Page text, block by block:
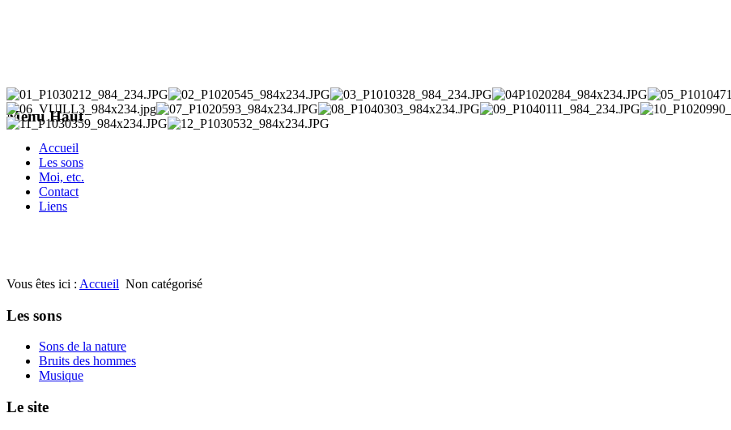
Menu Haut
Accueil
Les sons
Moi, etc.
Contact
Liens
Vous êtes ici : Accueil Non catégorisé
Les sons
Sons de la nature
Bruits des hommes
Musique
Le site